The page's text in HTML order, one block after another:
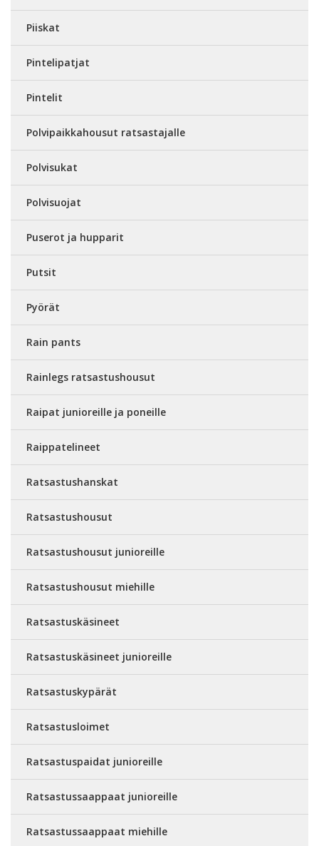
Piiskat
Pintelipatjat
Pintelit
Polvipaikkahousut ratsastajalle
Polvisukat
Polvisuojat
Puserot ja hupparit
Putsit
Pyörät
Rain pants
Rainlegs ratsastushousut
Raipat junioreille ja poneille
Raippatelineet
Ratsastushanskat
Ratsastushousut
Ratsastushousut junioreille
Ratsastushousut miehille
Ratsastuskäsineet
Ratsastuskäsineet junioreille
Ratsastuskypärät
Ratsastusloimet
Ratsastuspaidat junioreille
Ratsastussaappaat junioreille
Ratsastussaappaat miehille